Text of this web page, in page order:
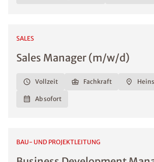
SALES
Sales Manager (m/w/d)
Vollzeit Fachkraft
Ab sofort
BAU- UND PROJEKTLEITUNG